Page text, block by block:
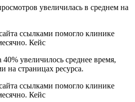
увеличилась в среднем на
увеличилось среднее время,
на страницах ресурса.